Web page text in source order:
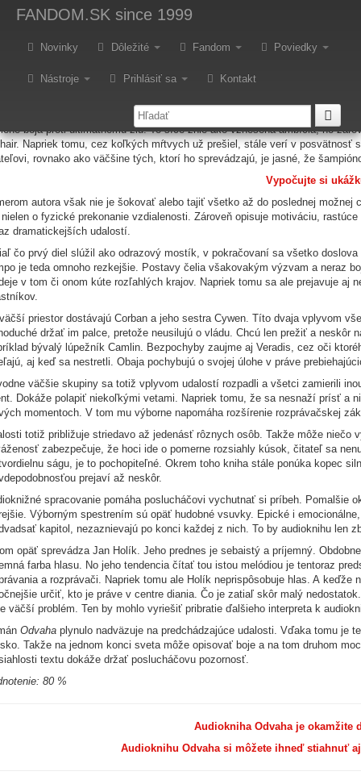
FANDOM.SK since 1999
Novinky Dôležité Fandom Poviedky
Nástroje Prihlásiť sa Kontakt
– John Gwynne:
kolesá osudu sa pomaly rozhýbali. Súbežne s nimi sa čoraz
spisovateľ John Gwynne sa po druhý raz vracia do Zeme vyhnancov.
boja proti ultimátnemu zlu. To síce znie ako vznešená ambícia, no
Napriek tomu, cez koľkých mŕtvych už prešiel, stále verí v posvätnosť
rovnako ako väčšine tých, ktorí ho sprevádzajú, je jasné, že
Vypočujte si
autora však nie je šokovať alebo tajiť všetko až do poslednej
o fyzické prekonanie vzdialenosti. Zároveň opisuje motiváciu,
dramatickejších udalostí.
čo prvý diel slúžil ako odrazový mostík, v pokračovaní sa všetko
je teda omnoho rezkejšie. Postavy čelia všakovakým výzvam a neraz
v tom či onom kúte rozľahlých krajov. Napriek tomu sa ale prejavuje aj
priestor dostávajú Corban a jeho sestra Cywen. Títo dvaja vplyvom
držať im palce, pretože neusilujú o vládu. Chcú len prežiť a
bývalý lúpežník Camlin. Bezpochyby zaujme aj Veradis, cez oči
aj keď sa nestretli. Obaja pochybujú o svojej úlohe v práve
väčšie skupiny sa totiž vplyvom udalostí rozpadli a všetci zamierili
Dokáže polapiť niekoľkými vetami. Napriek tomu, že sa nesnaží prísť a
momentoch. V tom mu výborne napomáha rozšírenie rozprávačskej
totiž približuje striedavo až jedenásť rôznych osôb. Takže môže
zabezpečuje, že hoci ide o pomerne rozsiahly kúsok, čitateľ sa
ságu, je to pochopiteľné. Okrem toho kniha stále ponúka kopec
prejaví až neskôr.
spracovanie pomáha poslucháčovi vychutnať si príbeh. Pomalšie
Výborným spestrením sú opäť hudobné vsuvky. Epické i
kapitol, nezaznievajú po konci každej z nich. To by audioknihu len
opäť sprevádza Jan Holík. Jeho prednes je sebaistý a príjemný.
farba hlasu. No jeho tendencia čítať tou istou melódiou je tentoraz
a rozprávači. Napriek tomu ale Holík neprispôsobuje hlas. A
určiť, kto je práve v centre diania. Čo je zatiaľ skôr malý
väčší problém. Ten by mohlo vyriešiť pribratie ďalšieho interpreta k
Odvaha plynulo nadväzuje na predchádzajúce udalosti. Vďaka tomu je
Takže na jednom konci sveta môže opisovať boje a na tom druhom
textu dokáže držať poslucháčovu pozornosť.
80 %
Audiokniha Odvaha je okamžite
Audioknihu Odvaha si môžete ihneď stiahnuť